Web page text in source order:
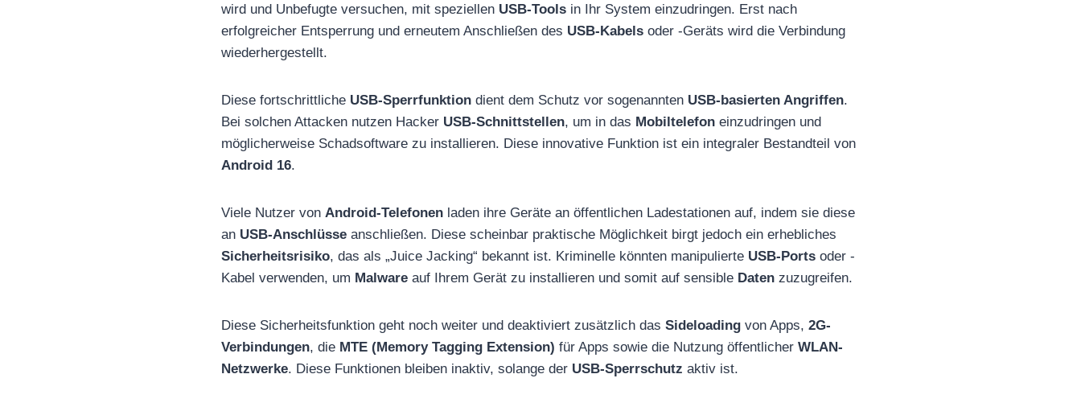
wird und Unbefugte versuchen, mit speziellen USB-Tools in Ihr System einzudringen. Erst nach
erfolgreicher Entsperrung und erneutem Anschließen des USB-Kabels oder -Geräts wird die Verbindung
wiederhergestellt.
Diese fortschrittliche USB-Sperrfunktion dient dem Schutz vor sogenannten USB-basierten Angriffen.
Bei solchen Attacken nutzen Hacker USB-Schnittstellen, um in das Mobiltelefon einzudringen und
möglicherweise Schadsoftware zu installieren. Diese innovative Funktion ist ein integraler Bestandteil von
Android 16.
Viele Nutzer von Android-Telefonen laden ihre Geräte an öffentlichen Ladestationen auf, indem sie diese
an USB-Anschlüsse anschließen. Diese scheinbar praktische Möglichkeit birgt jedoch ein erhebliches
Sicherheitsrisiko, das als „Juice Jacking“ bekannt ist. Kriminelle könnten manipulierte USB-Ports oder -
Kabel verwenden, um Malware auf Ihrem Gerät zu installieren und somit auf sensible Daten zuzugreifen.
Diese Sicherheitsfunktion geht noch weiter und deaktiviert zusätzlich das Sideloading von Apps, 2G-
Verbindungen, die MTE (Memory Tagging Extension) für Apps sowie die Nutzung öffentlicher WLAN-
Netzwerke. Diese Funktionen bleiben inaktiv, solange der USB-Sperrschutz aktiv ist.